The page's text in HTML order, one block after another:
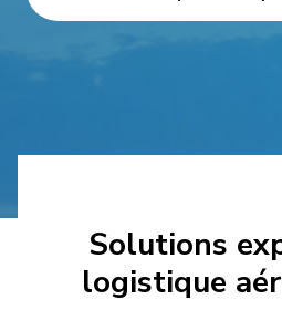
Solutions
logistique